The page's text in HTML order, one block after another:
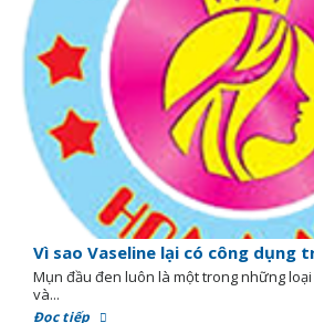
Vì sao Vaseline lại có công dụng
Mụn đầu đen luôn là một trong những
và...
Đọc tiếp